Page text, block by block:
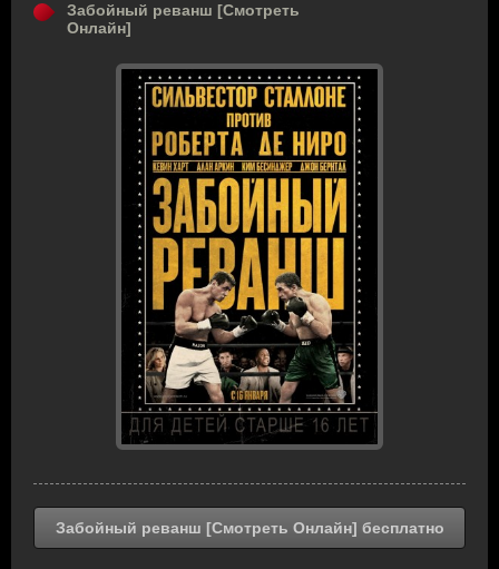
Забойный реванш [Смотреть
Онлайн]
Забойный реванш [Смотреть Онлайн] бесплатно